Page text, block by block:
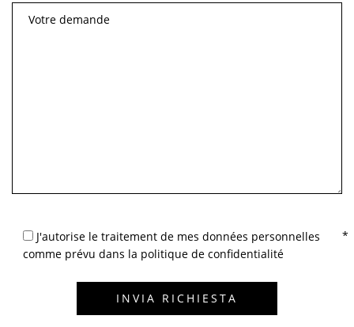
J'autorise le traitement de mes données personnelles
comme prévu dans la politique de confidentialité